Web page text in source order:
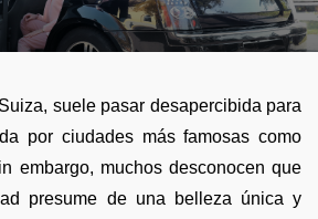
suele pasar desapercibida para
por ciudades más famosas como
embargo, muchos desconocen que
presume de una belleza única y